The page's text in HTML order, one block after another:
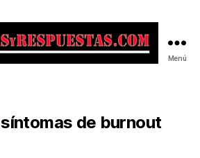
Menú
síntomas de burnout